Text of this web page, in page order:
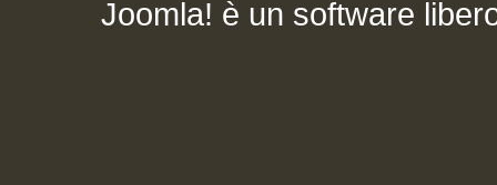
Joomla! è un software